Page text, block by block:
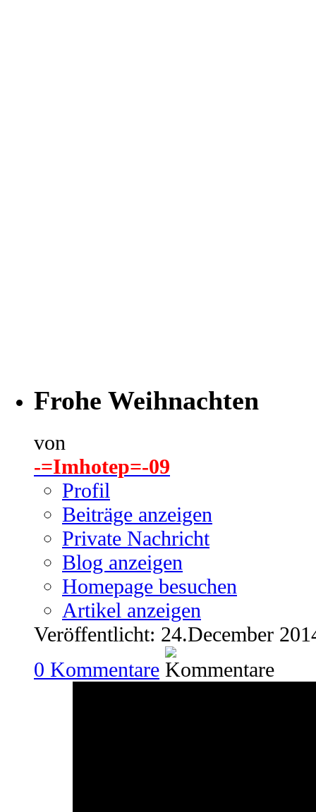
Frohe Weihnachten
von
-=Imhotep=-09
Profil
Beiträge anzeigen
Private Nachricht
Blog anzeigen
Homepage besuchen
Artikel anzeigen
Veröffentlicht: 24.December
0 Kommentare